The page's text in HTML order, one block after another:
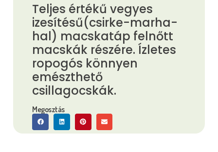
Teljes értékű vegyes
izesítésű(csirke-marha-
hal) macskatáp felnőtt
macskák részére. Ízletes
ropogós könnyen
emészthető
csillagocskák.
Megosztás